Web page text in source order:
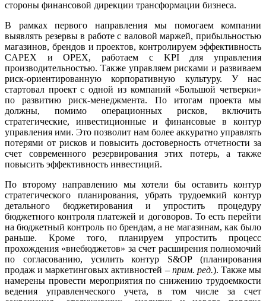
стороны финансовой дирекции трансформации бизнеса.
В рамках первого направления мы помогаем компании
выявлять резервы в работе с валовой маржей, прибыльностью
магазинов, брендов и проектов, контролируем эффективность
CAPEX и OPEX, работаем с KPI для управления
производительностью. Также управляем рисками и развиваем
риск-ориентированную корпоративную культуру. У нас
стартовал проект с одной из компаний «Большой четверки»
по развитию риск-менеджмента. По итогам проекта мы
должны, помимо операционных рисков, включить
стратегические, инвестиционные и финансовые в контур
управления ими. Это позволит нам более аккуратно управлять
потерями от рисков и повысить достоверность отчетности за
счет современного резервирования этих потерь, а также
повысить эффективность инвестиций.
По второму направлению мы хотели бы оставить контур
стратегического планирования, убрать трудоемкий контур
детального бюджетирования и упростить процедуру
бюджетного контроля платежей и договоров. То есть перейти
на бюджетный контроль по брендам, а не магазинам, как было
раньше. Кроме того, планируем упростить процесс
прохождения «внебюджетов» за счет расширения полномочий
по согласованию, усилить контур S&OP (планирования
продаж и маркетинговых активностей – прим. ред.). Также мы
намерены провести мероприятия по снижению трудоемкости
ведения управленческого учета, в том числе за счет